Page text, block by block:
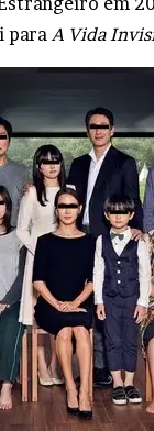
para A Vida